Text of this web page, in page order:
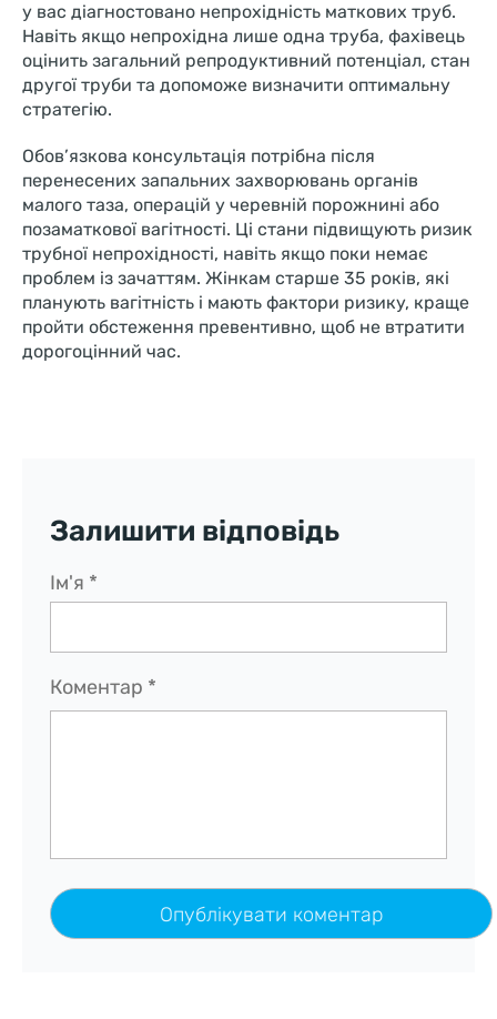
у вас діагностовано непрохідність маткових труб.
Навіть якщо непрохідна лише одна труба, фахівець
оцінить загальний репродуктивний потенціал, стан
другої труби та допоможе визначити оптимальну
стратегію.
Обов’язкова консультація потрібна після
перенесених запальних захворювань органів
малого таза, операцій у черевній порожнині або
позаматкової вагітності. Ці стани підвищують ризик
трубної непрохідності, навіть якщо поки немає
проблем із зачаттям. Жінкам старше 35 років, які
планують вагітність і мають фактори ризику, краще
пройти обстеження превентивно, щоб не втратити
дорогоцінний час.
Залишити відповідь
Коментар *
Ім'я *